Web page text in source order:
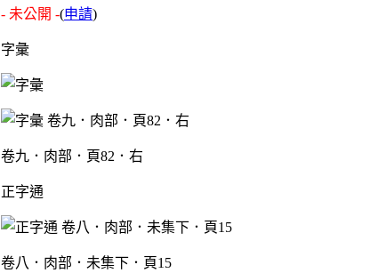
- 未公開 -(申請)
字彙
卷九．肉部．頁82．右
正字通
卷八．肉部．未集下．頁15